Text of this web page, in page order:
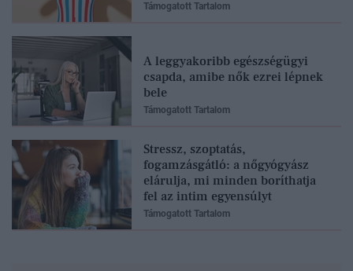
Támogatott Tartalom
A leggyakoribb egészségügyi
csapda, amibe nők ezrei lépnek
bele
Támogatott Tartalom
Stressz, szoptatás,
fogamzásgátló: a nőgyógyász
elárulja, mi minden boríthatja
fel az intim egyensúlyt
Támogatott Tartalom